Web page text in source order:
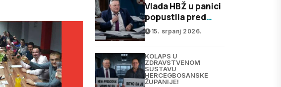
Vlada HBŽ u panici
popustila pred
liječnicima: Od
"nema pregovora
prije izbora" do
“prihvaćamo sve”
15. srpanj 2026.
KOLAPS U
ZDRAVSTVENOM
SUSTAVU
HERCEGBOSANSKE
ŽUPANIJE!